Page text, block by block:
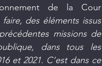
de la Cour
des éléments issus
missions de
dans tous les
et 2021. C’est dans ce